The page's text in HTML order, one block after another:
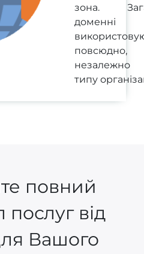
зона.
доменні
повсюдно,
типу
повний
послуг від
Вашого